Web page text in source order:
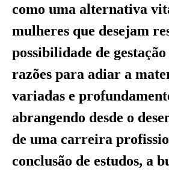
como uma alternativa
mulheres que desejam
possibilidade de
razões para adiar a
variadas e
abrangendo desde o
de uma carreira
conclusão de estudos, a